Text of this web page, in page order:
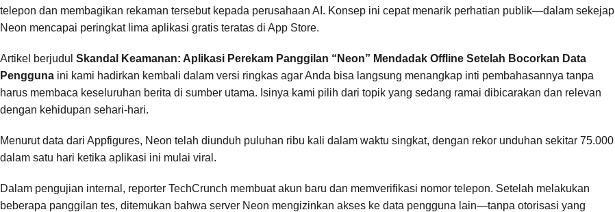
telepon dan membagikan rekaman tersebut kepada perusahaan AI. Konsep ini cepat menarik perhatian publik—dalam sekejap
Neon mencapai peringkat lima aplikasi gratis teratas di App Store.
Artikel berjudul Skandal Keamanan: Aplikasi Perekam Panggilan “Neon” Mendadak Offline Setelah Bocorkan Data
Pengguna ini kami hadirkan kembali dalam versi ringkas agar Anda bisa langsung menangkap inti pembahasannya tanpa
harus membaca keseluruhan berita di sumber utama. Isinya kami pilih dari topik yang sedang ramai dibicarakan dan relevan
dengan kehidupan sehari-hari.
Menurut data dari Appfigures, Neon telah diunduh puluhan ribu kali dalam waktu singkat, dengan rekor unduhan sekitar 75.000
dalam satu hari ketika aplikasi ini mulai viral.
Dalam pengujian internal, reporter TechCrunch membuat akun baru dan memverifikasi nomor telepon. Setelah melakukan
beberapa panggilan tes, ditemukan bahwa server Neon mengizinkan akses ke data pengguna lain—tanpa otorisasi yang